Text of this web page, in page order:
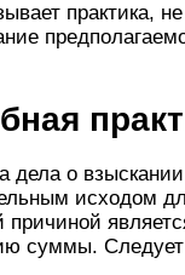
практика,
дела о
исходом
причиной
суммы.